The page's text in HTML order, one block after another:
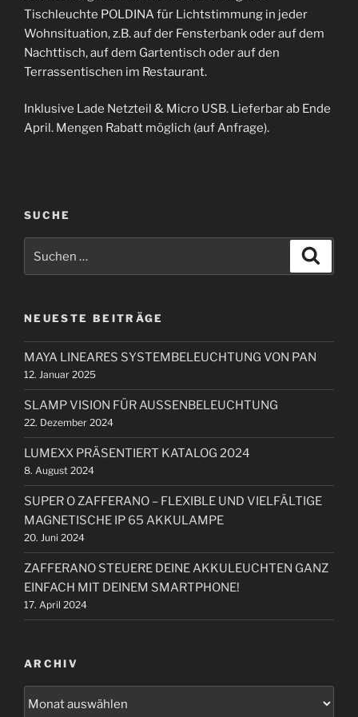
Tischleuchte POLDINA für Lichtstimmung in jeder
Wohnsituation, z.B. auf der Fensterbank oder auf dem
Nachttisch, auf dem Gartentisch oder auf den
Terrassentischen im Restaurant.
Inklusive Lade Netzteil & Micro USB. Lieferbar ab Ende
April. Mengen Rabatt möglich (auf Anfrage).
SUCHE
e
n
n
a
c
h
:
c
NEUESTE BEITRÄGE
MAYA LINEARES SYSTEMBELEUCHTUNG VON PAN
12. Januar 2025
SLAMP VISION FÜR AUSSENBELEUCHTUNG
22. Dezember 2024
LUMEXX PRÄSENTIERT KATALOG 2024
8. August 2024
SUPER O ZAFFERANO – FLEXIBLE UND VIELFÄLTIGE
MAGNETISCHE IP 65 AKKULAMPE
20. Juni 2024
ZAFFERANO STEUERE DEINE AKKULEUCHTEN GANZ
EINFACH MIT DEINEM SMARTPHONE!
17. April 2024
ARCHIV